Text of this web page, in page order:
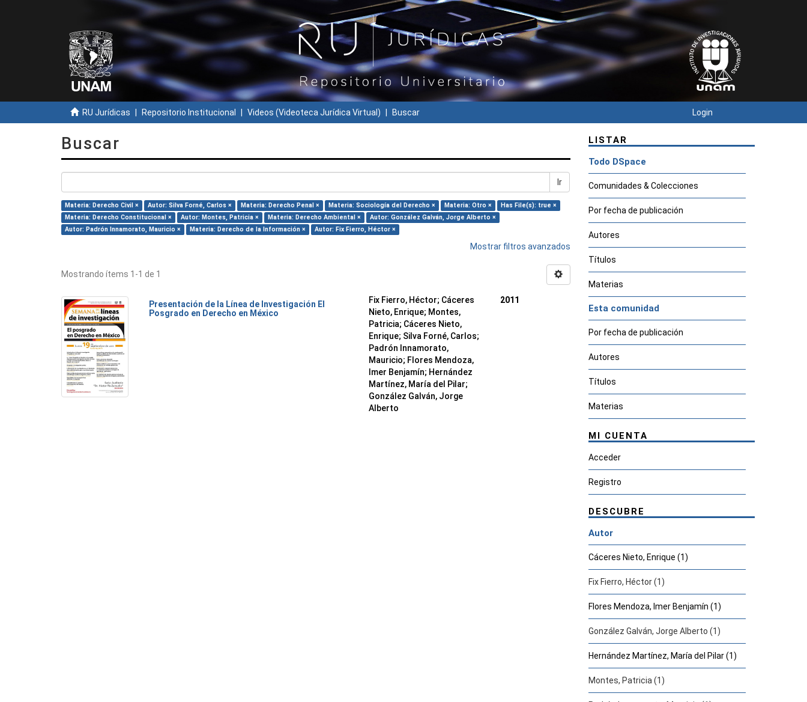
RU Jurídicas Repositorio Institucional Videos (Videoteca Jurídica Virtual) Buscar Login
Buscar
Ir
Materia: Derecho Civil × Autor: Silva Forné, Carlos × Materia: Derecho Penal × Materia: Sociología del Derecho × Materia: Otro ×
Has File(s): true ×
Materia: Derecho Constitucional ×
Autor: Montes, Patricia × Materia: Derecho Ambiental ×
Autor: González Galván, Jorge Alberto ×
Autor: Padrón Innamorato, Mauricio ×
Materia: Derecho de la Información × Autor: Fix Fierro, Héctor ×
Mostrar filtros avanzados
Mostrando ítems 1-1 de 1
Presentación de la Línea de Investigación El
Posgrado en Derecho en México
Fix Fierro, Héctor; Cáceres
Nieto, Enrique; Montes,
Patricia; Cáceres Nieto,
Enrique; Silva Forné, Carlos;
Padrón Innamorato,
Mauricio; Flores Mendoza,
Imer Benjamín; Hernández
Martínez, María del Pilar;
González Galván, Jorge
Alberto
2011
LISTAR
Todo DSpace
Comunidades & Colecciones
Por fecha de publicación
Autores
Títulos
Materias
Esta comunidad
Por fecha de publicación
Autores
Títulos
Materias
MI CUENTA
Acceder
Registro
DESCUBRE
Autor
Cáceres Nieto, Enrique (1)
Fix Fierro, Héctor (1)
Flores Mendoza, Imer Benjamín (1)
González Galván, Jorge Alberto (1)
Hernández Martínez, María del Pilar (1)
Montes, Patricia (1)